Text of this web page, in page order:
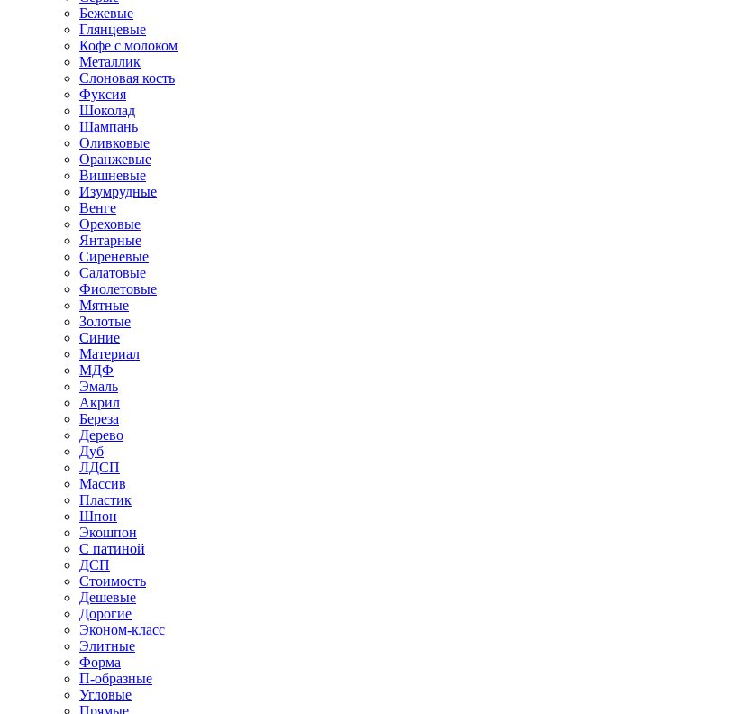
Бежевые
Глянцевые
Кофе с молоком
Металлик
Слоновая кость
Фуксия
Шоколад
Шампань
Оливковые
Оранжевые
Вишневые
Изумрудные
Венге
Ореховые
Янтарные
Сиреневые
Салатовые
Фиолетовые
Мятные
Золотые
Синие
Материал
МДФ
Эмаль
Акрил
Береза
Дерево
Дуб
ЛДСП
Массив
Пластик
Шпон
Экошпон
С патиной
ДСП
Стоимость
Дешевые
Дорогие
Эконом-класс
Элитные
Форма
П-образные
Угловые
Прямые